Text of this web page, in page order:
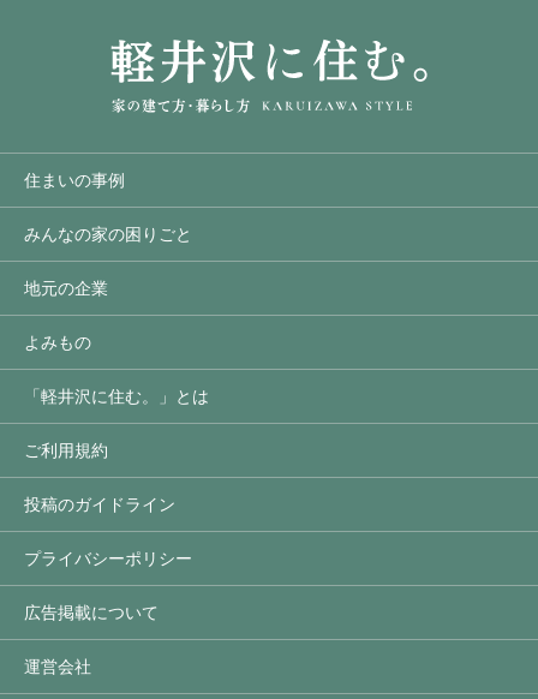
住まいの事例
みんなの家の困りごと
地元の企業
よみもの
「軽井沢に住む。」とは
ご利用規約
投稿のガイドライン
プライバシーポリシー
広告掲載について
運営会社